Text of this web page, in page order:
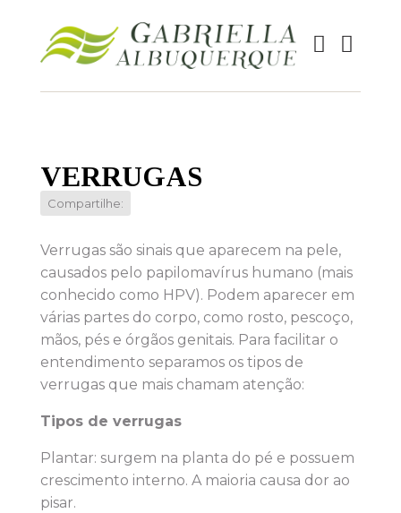
VERRUGAS
Compartilhe:
Verrugas são sinais que aparecem na pele,
causados pelo papilomavírus humano (mais
conhecido como HPV). Podem aparecer em
várias partes do corpo, como rosto, pescoço,
mãos, pés e órgãos genitais. Para facilitar o
entendimento separamos os tipos de
verrugas que mais chamam atenção:
Tipos de verrugas
Plantar: surgem na planta do pé e possuem
crescimento interno. A maioria causa dor ao
pisar.